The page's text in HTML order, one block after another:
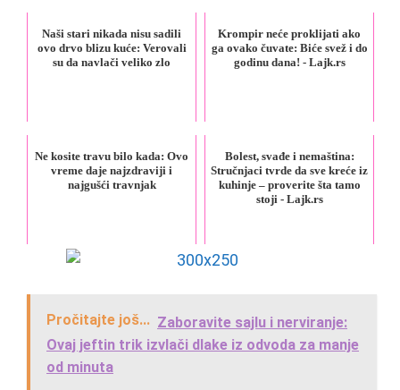
Naši stari nikada nisu sadili
ovo drvo blizu kuće: Verovali
su da navlači veliko zlo
Krompir neće proklijati ako
ga ovako čuvate: Biće svež i do
godinu dana! - Lajk.rs
Ne kosite travu bilo kada: Ovo
vreme daje najzdraviji i
najgušći travnjak
Bolest, svađe i nemaština:
Stručnjaci tvrde da sve kreće iz
kuhinje – proverite šta tamo
stoji - Lajk.rs
Pročitajte još... Zaboravite sajlu i nerviranje:
Ovaj jeftin trik izvlači dlake iz odvoda za manje
od minuta